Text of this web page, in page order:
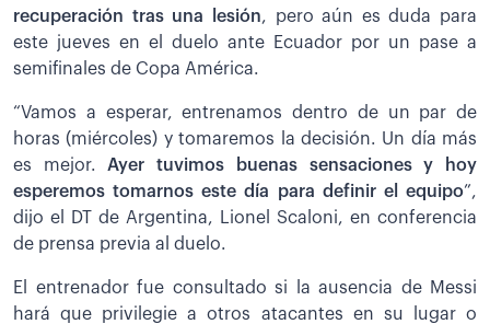
recuperación tras una lesión, pero aún es duda para
este jueves en el duelo ante Ecuador por un pase a
semifinales de Copa América.
“Vamos a esperar, entrenamos dentro de un par de
horas (miércoles) y tomaremos la decisión. Un día más
es mejor. Ayer tuvimos buenas sensaciones y hoy
esperemos tomarnos este día para definir el equipo”,
dijo el DT de Argentina, Lionel Scaloni, en conferencia
de prensa previa al duelo.
El entrenador fue consultado si la ausencia de Messi
hará que privilegie a otros atacantes en su lugar o